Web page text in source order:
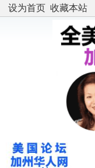
设为首页 收藏本站